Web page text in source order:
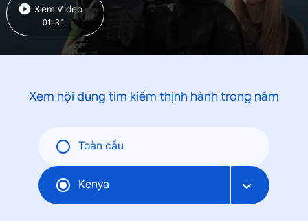
Xem Video
01:31
Xem nội dung tìm kiếm thịnh hành trong năm
Toàn cầu
Kenya